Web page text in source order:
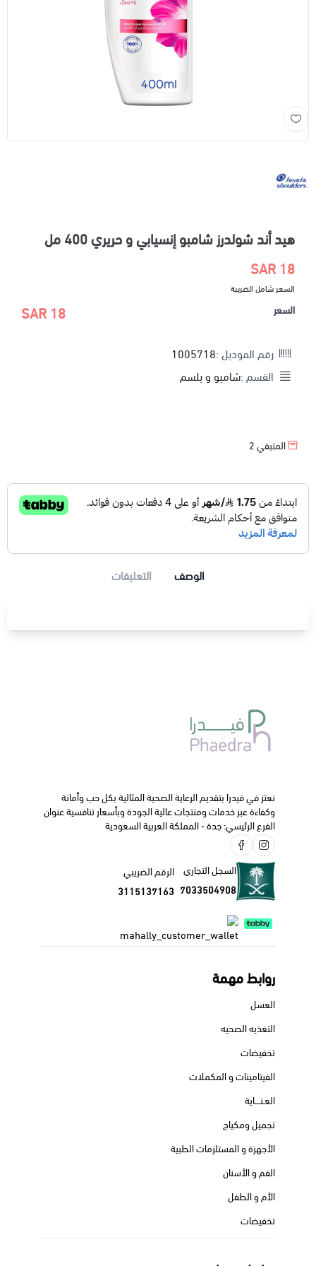
هيد أند شولدرز شامبو إنسيابي و حريري 400 مل
18 SAR
السعر شامل الضريبة
السعر 18 SAR
رقم الموديل :1005718
القسم :شامبو و بلسم
المتبقي2
الوصف التعليقات
نعتز في فيدرا بتقديم الرعاية الصحية المثالية بكل حب وأمانة
وكفاءة عبر خدمات ومنتجات عالية الجودة وبأسعار تنافسية عنوان
الفرع الرئيسي: جدة - المملكة العربية السعودية
السجل التجاري
7033504908
الرقم الضريبي
3115137163
روابط مهمة
العسل
التغذيه الصحيه
تخفيضات
الفيتامينات و المكملات
العـنــــاية
تجميل ومكياج
الأجهزة و المستلزمات الطبية
الفم و الأسنان
الأم و الطفل
تخفيضات